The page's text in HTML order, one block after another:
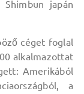
japán
céget foglal
alkalmazottat
Amerikából
a